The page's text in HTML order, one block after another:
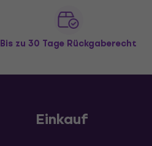
Bis zu 30 Tage Rückgaberecht
Einkauf